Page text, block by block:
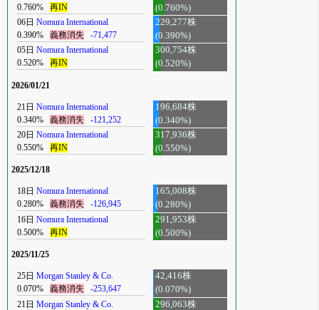
0.760%
再IN
(0.760%)
06日 Nomura International
0.390%
義務消失 -71,477
229,277株
(0.390%)
05日 Nomura International
0.520%
再IN
300,754株
(0.520%)
2026/01/21
21日 Nomura International
0.340%
義務消失 -121,252
196,684株
(0.340%)
20日 Nomura International
0.550%
再IN
317,936株
(0.550%)
2025/12/18
18日 Nomura International
0.280%
義務消失 -126,945
165,008株
(0.280%)
16日 Nomura International
0.500%
再IN
291,953株
(0.500%)
2025/11/25
25日 Morgan Stanley & Co.
0.070%
義務消失 -253,647
42,416株
(0.070%)
21日 Morgan Stanley & Co.
296,063株